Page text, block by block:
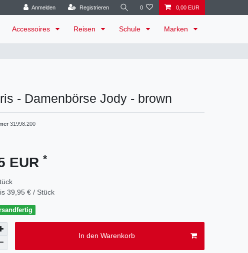
Anmelden Registrieren 0 0,00 EUR
Accessoires Reisen Schule Marken
- Damenbörse Jody - brown
31998.200
EUR *
39,95 € / Stück
In den Warenkorb